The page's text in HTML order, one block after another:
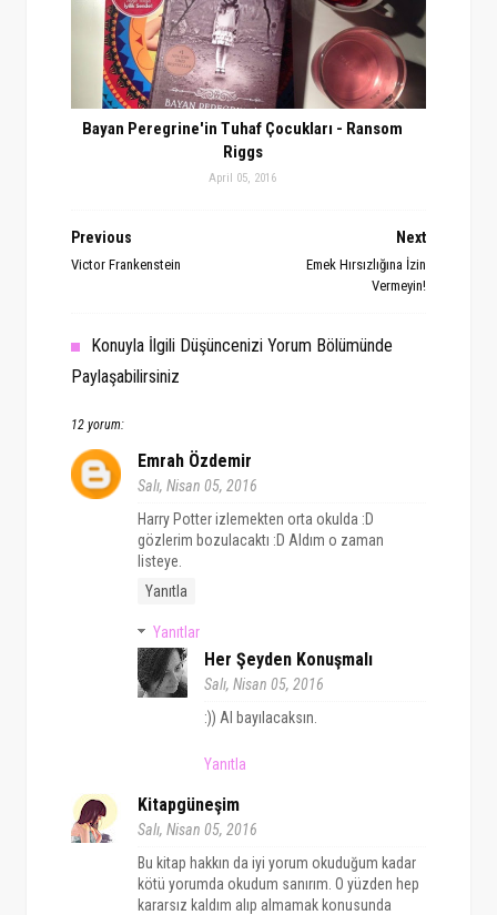
Bayan Peregrine'in Tuhaf Çocukları - Ransom
Riggs
April 05, 2016
Next
Emek Hırsızlığına İzin
Vermeyin!
Previous
Victor Frankenstein
Konuyla İlgili Düşüncenizi Yorum Bölümünde
Paylaşabilirsiniz
12 yorum:
Emrah Özdemir
Salı, Nisan 05, 2016
Harry Potter izlemekten orta okulda :D
gözlerim bozulacaktı :D Aldım o zaman
listeye.
Yanıtla
Yanıtlar
Her Şeyden Konuşmalı
Salı, Nisan 05, 2016
:)) Al bayılacaksın.
Yanıtla
Kitapgüneşim
Salı, Nisan 05, 2016
Bu kitap hakkın da iyi yorum okuduğum kadar
kötü yorumda okudum sanırım. O yüzden hep
kararsız kaldım alıp almamak konusunda